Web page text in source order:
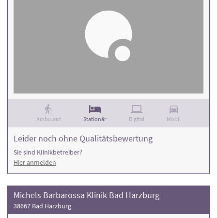
Ambulant Stationär Digital Mobil
Leider noch ohne Qualitätsbewertung
Sie sind Klinikbetreiber?
Hier anmelden
Michels Barbarossa Klinik Bad Harzburg
38667 Bad Harzburg